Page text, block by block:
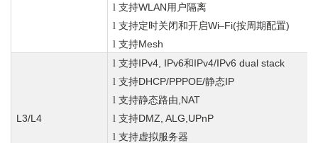
l支持WLAN用户隔离
l支持定时关闭和开启Wi–Fi(按周期配置)
l支持Mesh
L3/L4
l支持IPv4, IPv6和 IPv4/IPv6 dual stack
l支持DHCP/PPPOE/静态IP
l支持静态路由 ,NAT
l支持DMZ, ALG,UPnP
l支持虚拟服务器